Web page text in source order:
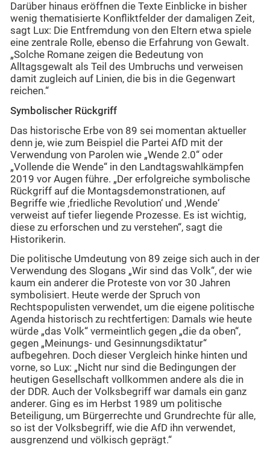
Darüber hinaus eröffnen die Texte Einblicke in bisher
wenig thematisierte Konfliktfelder der damaligen Zeit,
sagt Lux: Die Entfremdung von den Eltern etwa spiele
eine zentrale Rolle, ebenso die Erfahrung von Gewalt.
„Solche Romane zeigen die Bedeutung von
Alltagsgewalt als Teil des Umbruchs und verweisen
damit zugleich auf Linien, die bis in die Gegenwart
reichen.“
Symbolischer Rückgriff
Das historische Erbe von 89 sei momentan aktueller
denn je, wie zum Beispiel die Partei AfD mit der
Verwendung von Parolen wie „Wende 2.0“ oder
„Vollende die Wende“ in den Landtagswahlkämpfen
2019 vor Augen führe. „Der erfolgreiche symbolische
Rückgriff auf die Montagsdemonstrationen, auf
Begriffe wie ‚friedliche Revolution‘ und ‚Wende‘
verweist auf tiefer liegende Prozesse. Es ist wichtig,
diese zu erforschen und zu verstehen“, sagt die
Historikerin.
Die politische Umdeutung von 89 zeige sich auch in der
Verwendung des Slogans „Wir sind das Volk“, der wie
kaum ein anderer die Proteste von vor 30 Jahren
symbolisiert. Heute werde der Spruch von
Rechtspopulisten verwendet, um die eigene politische
Agenda historisch zu rechtfertigen: Damals wie heute
würde „das Volk“ vermeintlich gegen „die da oben“,
gegen „Meinungs- und Gesinnungsdiktatur“
aufbegehren. Doch dieser Vergleich hinke hinten und
vorne, so Lux: „Nicht nur sind die Bedingungen der
heutigen Gesellschaft vollkommen andere als die in
der DDR. Auch der Volksbegriff war damals ein ganz
anderer. Ging es im Herbst 1989 um politische
Beteiligung, um Bürgerrechte und Grundrechte für alle,
so ist der Volksbegriff, wie die AfD ihn verwendet,
ausgrenzend und völkisch geprägt.“